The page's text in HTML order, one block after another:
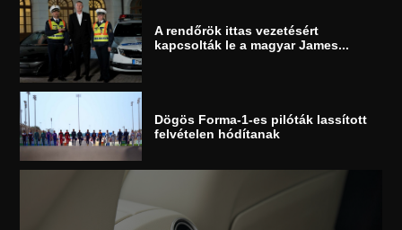
A rendőrök ittas vezetésért
kapcsolták le a magyar James...
Dögös Forma-1-es pilóták lassított
felvételen hódítanak